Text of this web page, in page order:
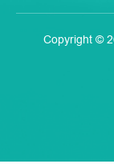
Copyright ©